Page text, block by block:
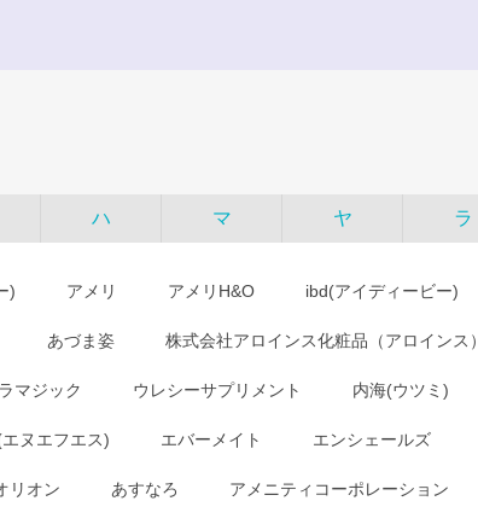
ハ マ ヤ ラ
) アメリ アメリH&O ibd(アイディービー)
あづま姿 株式会社アロインス化粧品（アロインス）
マジック ウレシーサプリメント 内海(ウツミ)
ヌエフエス) エバーメイト エンシェールズ
リオン あすなろ アメニティコーポレーション